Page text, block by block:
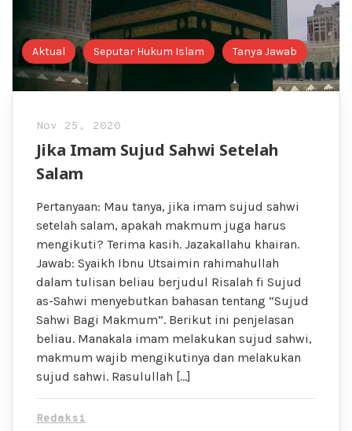
Aktual Seputar Hukum Islam Tanya Jawab
Nov 25, 2020
Jika Imam Sujud Sahwi Setelah
Salam
Pertanyaan: Mau tanya, jika imam sujud sahwi
setelah salam, apakah makmum juga harus
mengikuti? Terima kasih. Jazakallahu khairan.
Jawab: Syaikh Ibnu Utsaimin rahimahullah
dalam tulisan beliau berjudul Risalah fi Sujud
as-Sahwi menyebutkan bahasan tentang “Sujud
Sahwi Bagi Makmum”. Berikut ini penjelasan
beliau. Manakala imam melakukan sujud sahwi,
makmum wajib mengikutinya dan melakukan
sujud sahwi. Rasulullah […]
Redaksi